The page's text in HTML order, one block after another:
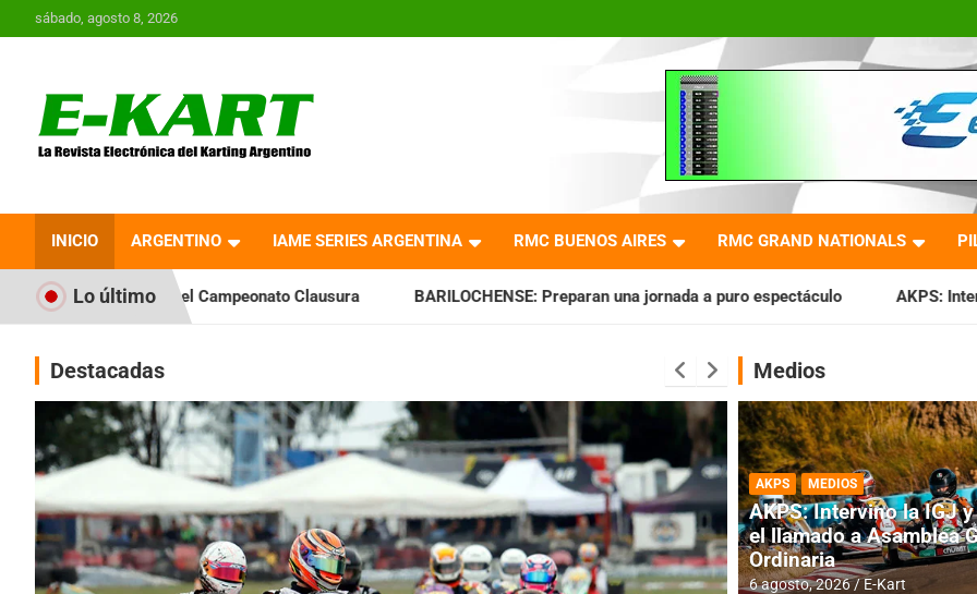
al
sábado, agosto 8, 2026
Revista Electrónica del
Karting en Argentina
INICIO ARGENTINO IAME SERIES ARGENTINA RMC BUENOS AIRES RMC GRAND NATIONALS
Lo último
Clausura BARILOCHENSE: Preparan una jornada a puro espectáculo AKPS: Intervino la IGJ y oficializó el
Destacadas Medios
AKPS MEDIOS
AKPS: Intervino la IGJ
el llamado a Asamblea
Ordinaria
6 agosto, 2026 E-Kart